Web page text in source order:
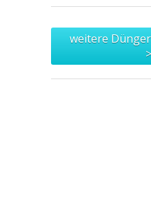
weitere